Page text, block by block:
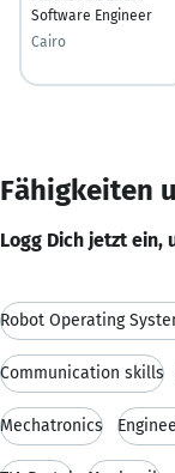
Software Engineer
Cairo
Fähigkeiten
Logg Dich jetzt ein,
Robot Operating
Communication skills
Mechatronics